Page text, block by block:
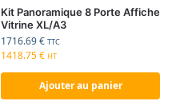
Kit Panoramique 8 Porte Affiche
Vitrine XL/A3
1716.69€ TTC
1418.75€ HT
Ajouter au panier